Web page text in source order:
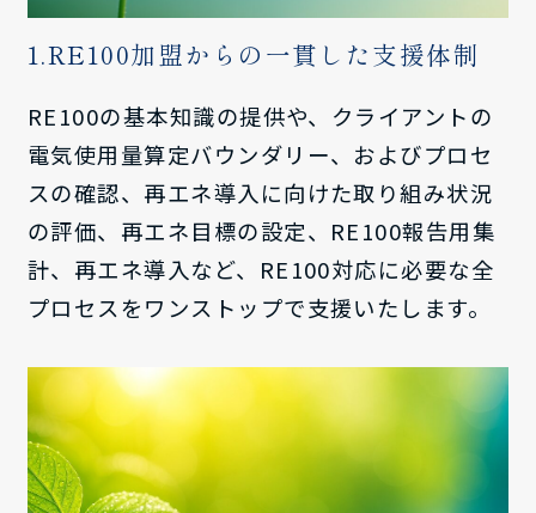
1.RE100加盟からの一貫した支援体制
RE100の基本知識の提供や、クライアントの
電気使用量算定バウンダリー、およびプロセ
スの確認、再エネ導入に向けた取り組み状況
の評価、再エネ目標の設定、RE100報告用集
計、再エネ導入など、RE100対応に必要な全
プロセスをワンストップで支援いたします。